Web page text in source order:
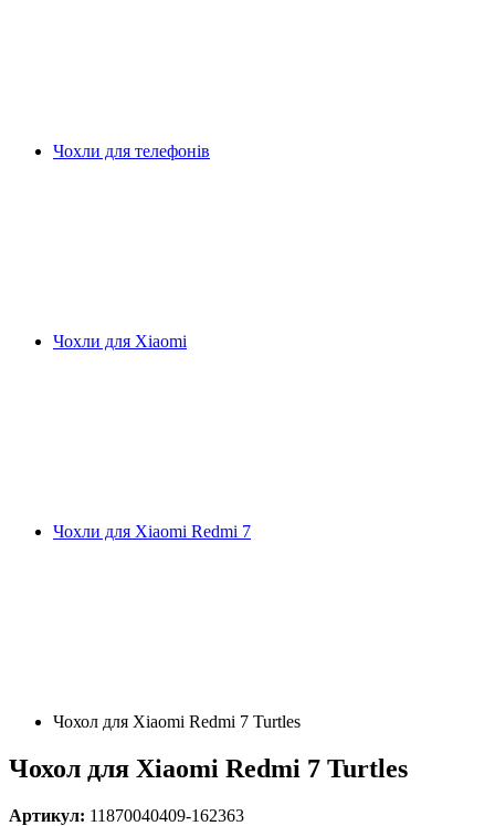
Чохли для телефонів
Чохли для Xiaomi
Чохли для Xiaomi Redmi 7
Чохол для Xiaomi Redmi 7 Turtles
Чохол для Xiaomi Redmi 7 Turtles
Артикул: 11870040409-162363